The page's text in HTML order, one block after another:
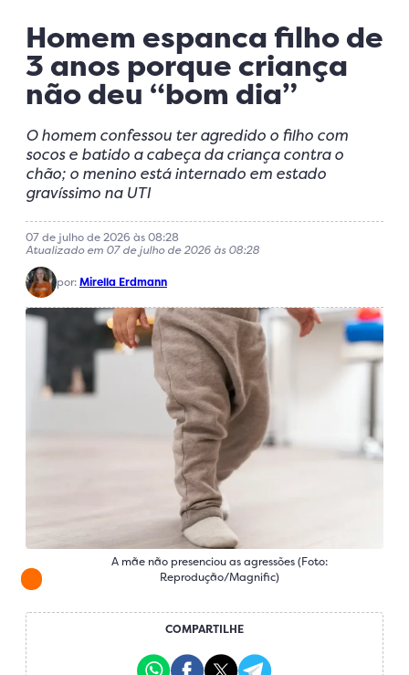
Homem espanca filho de
3 anos porque criança
não deu “bom dia”
O homem confessou ter agredido o filho com
socos e batido a cabeça da criança contra o
chão; o menino está internado em estado
gravíssimo na UTI
07 de julho de 2026 às 08:28
Atualizado em 07 de julho de 2026 às 08:28
por:Mirella Erdmann
A mãe não presenciou as agressões (Foto:
Reprodução/Magnific)
COMPARTILHE